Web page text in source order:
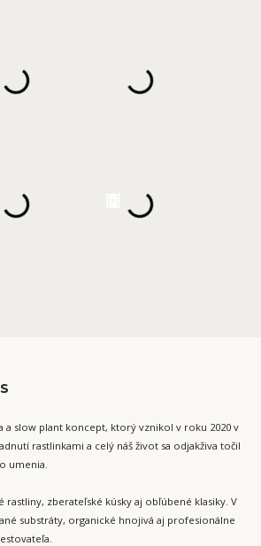
a slow plant koncept, ktorý vznikol v roku 2020 v
rastlinkami a celý náš život sa odjakživa točil
umenia.
rastliny, zberateľské kúsky aj obľúbené klasiky. V
substráty, organické hnojivá aj profesionálne